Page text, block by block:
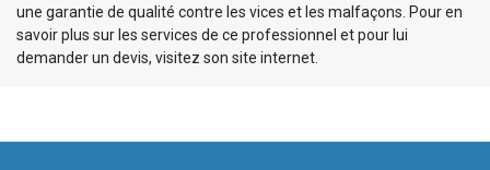
une garantie de qualité contre les vices et les malfaçons. Pour en
savoir plus sur les services de ce professionnel et pour lui
demander un devis, visitez son site internet.